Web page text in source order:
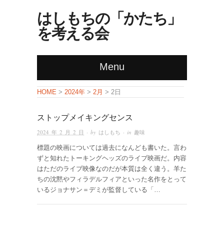
はしもちの「かたち」
を考える会
Menu
HOME > 2024年 > 2月 > 2日
ストップメイキングセンス
2024 年 2 月 2 日 · by はしもち · in 趣味
標題の映画については過去になんども書いた。言わ
ずと知れたトーキングヘッズのライブ映画だ。内容
はただのライブ映像なのだが本質は全く違う。羊た
ちの沈黙やフィラデルフィアといった名作をとって
いるジョナサン＝デミが監督している「…